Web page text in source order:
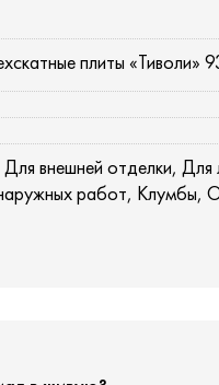
плиты
внешней отделки,
работ, Клумбы,